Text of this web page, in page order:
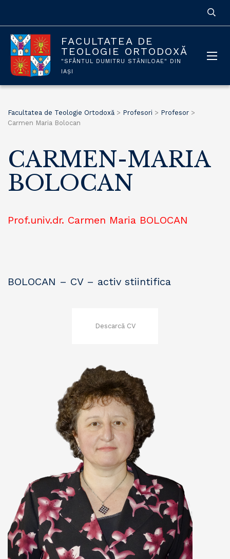
FACULTATEA DE
TEOLOGIE ORTODOXĂ
"SFÂNTUL DUMITRU STĂNILOAE" DIN
IAȘI
Facultatea de Teologie Ortodoxă > Profesori > Profesor >
Carmen Maria Bolocan
CARMEN-MARIA
BOLOCAN
Prof.univ.dr. Carmen Maria BOLOCAN
BOLOCAN – CV – activ stiintifica
Descarcă CV